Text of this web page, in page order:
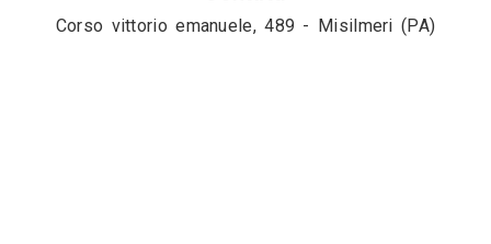
Corso vittorio emanuele, 489 - Misilmeri (PA)